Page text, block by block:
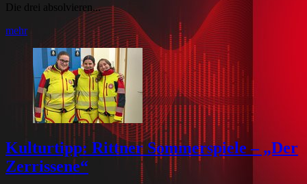
Die drei absolvieren...
mehr
Kulturtipp: Rittner Sommerspiele – „Der
Zerrissene“